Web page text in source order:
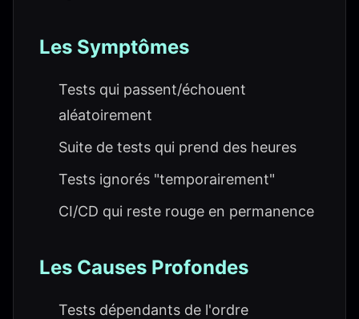
Les Symptômes
Tests qui passent/échouent
aléatoirement
Suite de tests qui prend des heures
Tests ignorés "temporairement"
CI/CD qui reste rouge en permanence
Les Causes Profondes
Tests dépendants de l'ordre